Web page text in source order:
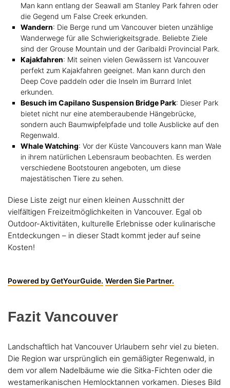
Man kann entlang der Seawall am Stanley Park fahren oder
die Gegend um False Creek erkunden.
Wandern: Die Berge rund um Vancouver bieten unzählige
Wanderwege für alle Schwierigkeitsgrade. Beliebte Ziele
sind der Grouse Mountain und der Garibaldi Provincial Park.
Kajakfahren: Mit seinen vielen Gewässern ist Vancouver
perfekt zum Kajakfahren geeignet. Man kann durch den
Deep Cove paddeln oder die Inseln im Burrard Inlet
erkunden.
Besuch im Capilano Suspension Bridge Park: Dieser Park
bietet nicht nur eine atemberaubende Hängebrücke,
sondern auch Baumwipfelpfade und tolle Ausblicke auf den
Regenwald.
Whale Watching: Vor der Küste Vancouvers kann man Wale
in ihrem natürlichen Lebensraum beobachten. Es werden
verschiedene Bootstouren angeboten, um diese
majestätischen Tiere zu sehen.
Diese Liste zeigt nur einen kleinen Ausschnitt der
vielfältigen Freizeitmöglichkeiten in Vancouver. Egal ob
Outdoor-Aktivitäten, kulturelle Erlebnisse oder kulinarische
Entdeckungen – in dieser Stadt kommt jeder auf seine
Kosten!
Powered by GetYourGuide. Werden Sie Partner.
Fazit Vancouver
Landschaftlich hat Vancouver Urlaubern sehr viel zu bieten.
Die Region war ursprünglich ein gemäßigter Regenwald, in
dem vor allem Nadelbäume wie die Sitka-Fichten oder die
westamerikanischen Hemlocktannen vorkamen. Dieses Bild